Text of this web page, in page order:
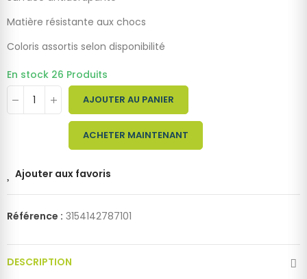
Matière résistante aux chocs
Coloris assortis selon disponibilité
En stock 26 Produits
AJOUTER AU PANIER
ACHETER MAINTENANT
Ajouter aux favoris
Référence : 3154142787101
DESCRIPTION